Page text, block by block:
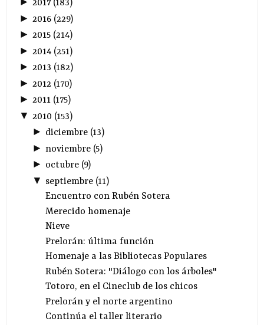
2017(183)
► 2016 (229)
►2015 (214)
► 2014 (251)
►2013 (182)
► 2012 (170)
►2011 (175)
▼ 2010 (153)
► diciembre(13)
► noviembre(5)
► octubre(9)
▼ septiembre(11)
Encuentro con Rubén Sotera
Merecido homenaje
Nieve
Prelorán: última función
Homenaje a las Bibliotecas Populares
Rubén Sotera: "Diálogo con los árboles"
Totoro, en el Cineclub de los chicos
Prelorán y el norte argentino
Continúa el taller literario